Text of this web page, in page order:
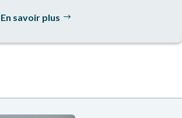
En savoir plus